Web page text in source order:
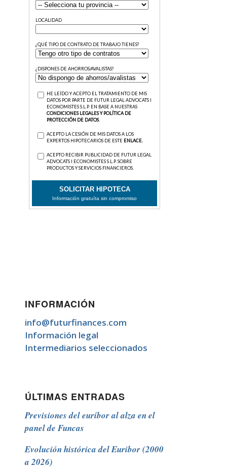
INFORMACIÓN
info@futurfinances.com
Información legal
Intermediarios seleccionados
ÚLTIMAS ENTRADAS
Previsiones del euríbor al alza en el
panel de Funcas
Evolución histórica del Euribor (2000
a 2026)